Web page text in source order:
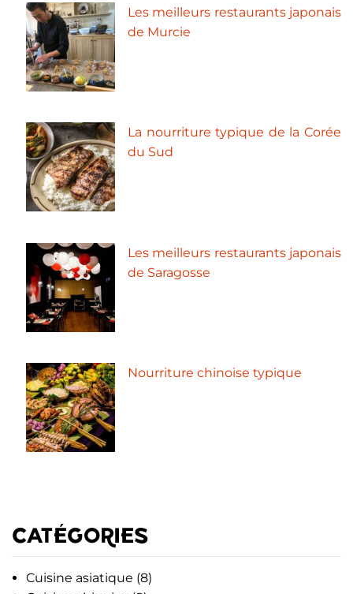
Les meilleurs restaurants japonais
de Murcie
La nourriture typique de la Corée
du Sud
Les meilleurs restaurants japonais
de Saragosse
Nourriture chinoise typique
CATÉGORIES
Cuisine asiatique (8)